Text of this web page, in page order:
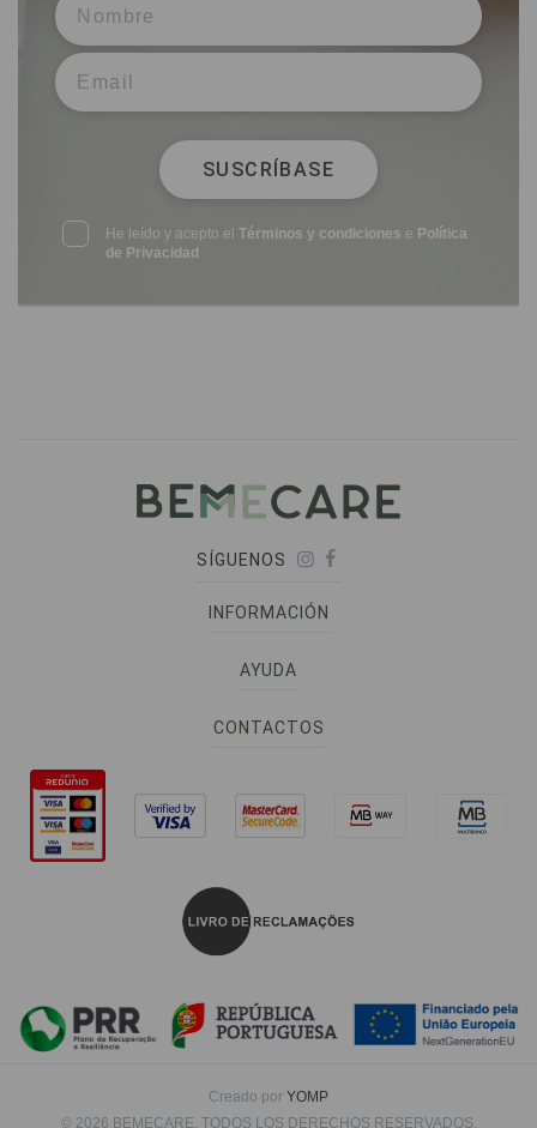
SUSCRÍBASE
He leído y acepto elTérminos y condiciones e Política
de Privacidad
SÍGUENOS
INFORMACIÓN
AYUDA
CONTACTOS
Creado por YOMP
© 2026 BEMECARE. TODOS LOS DERECHOS RESERVADOS.